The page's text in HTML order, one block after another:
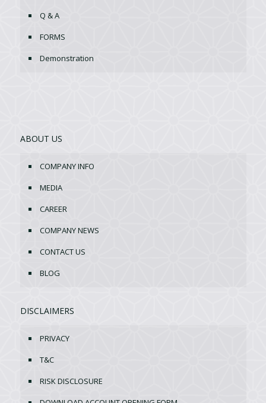
Q & A
FORMS
Demonstration
ABOUT US
COMPANY INFO
MEDIA
CAREER
COMPANY NEWS
CONTACT US
BLOG
DISCLAIMERS
PRIVACY
T&C
RISK DISCLOSURE